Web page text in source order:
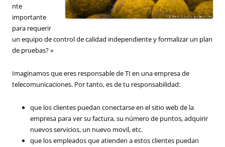
nte
importante
para requerir
un equipo de control de calidad independiente y formalizar un plan
de pruebas? »
Imaginamos que eres responsable de TI en una empresa de
telecomunicaciones. Por tanto, es de tu responsabilidad:
que los clientes puedan conectarse en el sitio web de la
empresa para ver su factura, su número de puntos, adquirir
nuevos servicios, un nuevo movil, etc.
que los empleados que atienden a estos clientes puedan